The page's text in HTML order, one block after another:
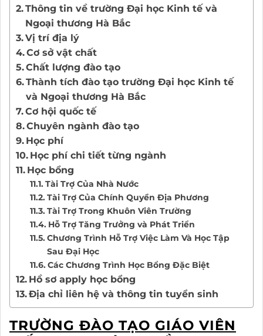
Thông tin về trường Đại học Kinh tế và
Ngoại thương Hà Bắc
Vị trí địa lý
Cơ sở vật chất
Chất lượng đào tạo
Thành tích đào tạo trường Đại học Kinh tế
và Ngoại thương Hà Bắc
Cơ hội quốc tế
Chuyên ngành đào tạo
Học phí
Học phí chi tiết từng ngành
Học bổng
Tài Trợ Của Nhà Nước
Tài Trợ Của Chính Quyền Địa Phương
Tài Trợ Trong Khuôn Viên Trường
Hỗ Trợ Tăng Trưởng và Phát Triển
Chương Trình Hỗ Trợ Việc Làm Và Học Tập
Sau Đại Học
Các Chương Trình Học Bổng Đặc Biệt
Hồ sơ apply học bổng
Địa chỉ liên hệ và thông tin tuyển sinh
TRƯỜNG ĐÀO TẠO GIÁO VIÊN